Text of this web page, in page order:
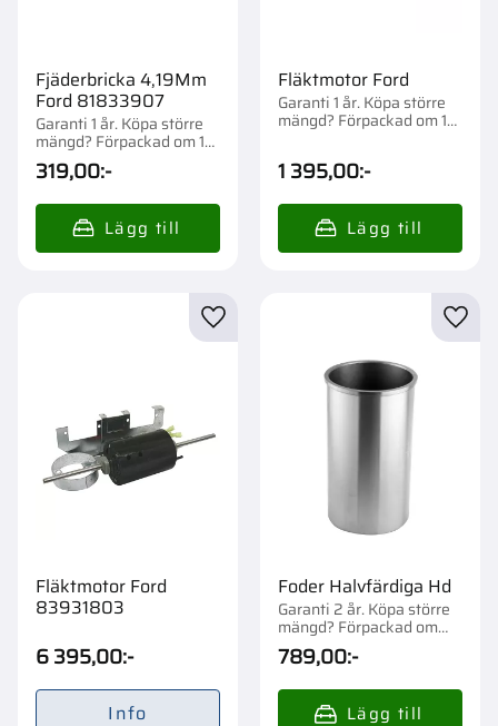
Fjäderbricka 4,19Mm
Ford 81833907
Garanti 1 år. Köpa större
mängd? Förpackad om 1
st.
319,00:-
Fläktmotor Ford
Garanti 1 år. Köpa större
mängd? Förpackad om 1
1 395,00:-
Fläktmotor Ford
83931803
6 395,00:-
Lägg till i favoriter
Info
Foder Halvfärdiga Hd
Garanti 2 år. Köpa större
mängd? Förpackad om
1/50 st.
789,00:-